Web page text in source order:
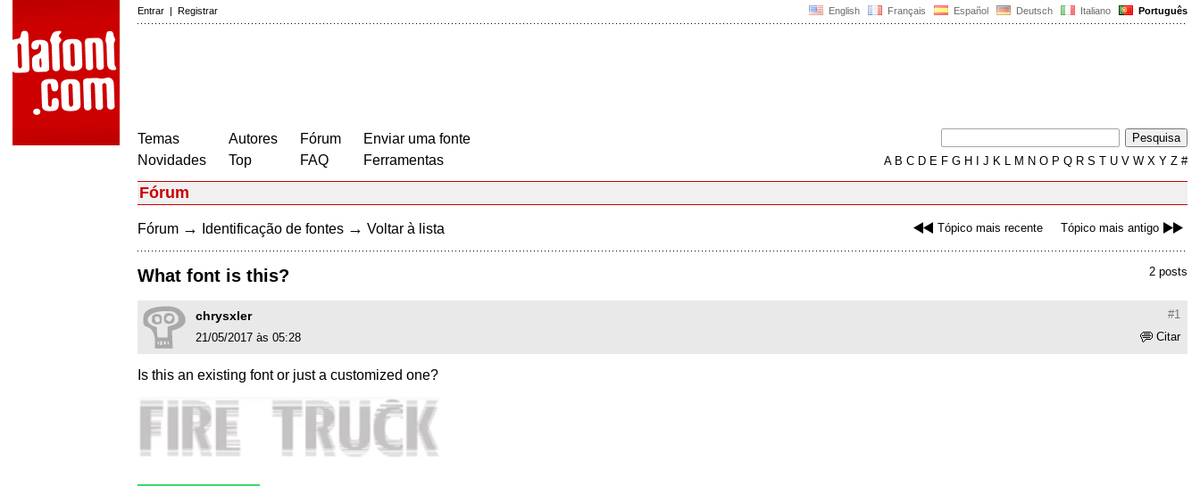
English Français Español Deutsch Italiano Português
Entrar | Registrar
Temas
Novidades
Autores
Top
Fórum
FAQ
Enviar uma fonte
Ferramentas
AB C D E F G H J K L M N O P Q R S T U V W X Y Z #
Fórum
Tópico mais recente Tópico mais antigo
Fórum → Identificação de fontes → Voltar à lista
2 posts
What font is this?
#1
chrysxler
Citar
21/05/2017 às 05:28
Is this an existing font or just a customized one?